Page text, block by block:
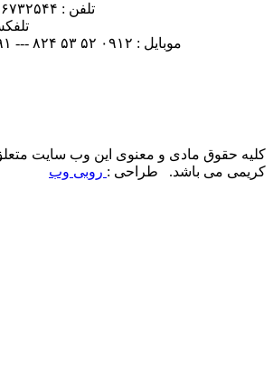
تلفن : ۶۶۷۳۲۵۴۴ --
موبایل : ۰۹۱۲ ۵۲ ۵۳ ۸۲۴ --- ۰۹۹۱
کلیه حقوق مادی و معنوی این وب سایت
کریمی می باشد. طراحی : روبی وب